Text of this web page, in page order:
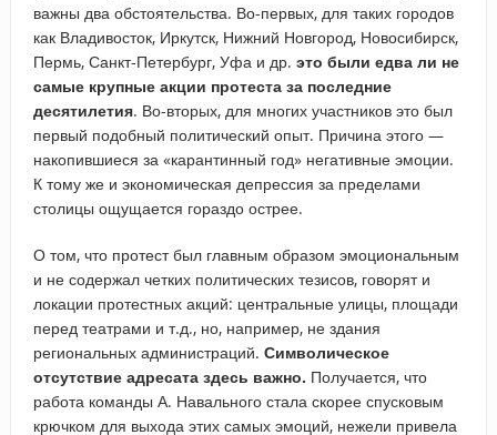
важны два обстоятельства. Во-первых, для таких городов
как Владивосток, Иркутск, Нижний Новгород, Новосибирск,
Пермь, Санкт-Петербург, Уфа и др. это были едва ли не
самые крупные акции протеста за последние
десятилетия. Во-вторых, для многих участников это был
первый подобный политический опыт. Причина этого —
накопившиеся за «карантинный год» негативные эмоции.
К тому же и экономическая депрессия за пределами
столицы ощущается гораздо острее.
О том, что протест был главным образом эмоциональным
и не содержал четких политических тезисов, говорят и
локации протестных акций: центральные улицы, площади
перед театрами и т.д., но, например, не здания
региональных администраций. Символическое
отсутствие адресата здесь важно. Получается, что
работа команды А. Навального стала скорее спусковым
крючком для выхода этих самых эмоций, нежели привела